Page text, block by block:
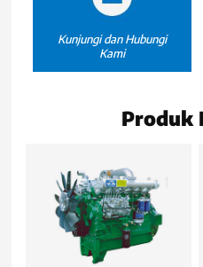
Kunjungi dan Hubungi
Kami
Produk